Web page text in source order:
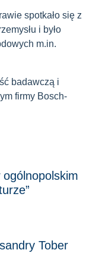
spotkało się z
i było
m.in.
badawczą i
firmy Bosch-
Tober